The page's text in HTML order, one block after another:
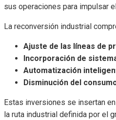
sus operaciones para impulsar
La reconversión industrial
Ajuste de las líneas de
Incorporación de
Automatización
Disminución del
Estas inversiones se insertan
la ruta industrial definida por el